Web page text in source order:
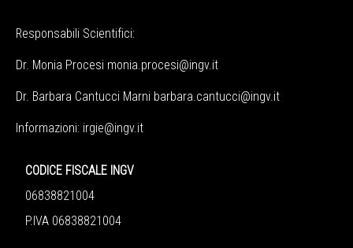
Responsabili Scientifici:
Dr. Monia Procesi monia.procesi@ingv.it
Dr. Barbara Cantucci Marni barbara.cantucci@ingv.it
Informazioni: irgie@ingv.it
CODICE FISCALE INGV
06838821004
P.IVA 06838821004